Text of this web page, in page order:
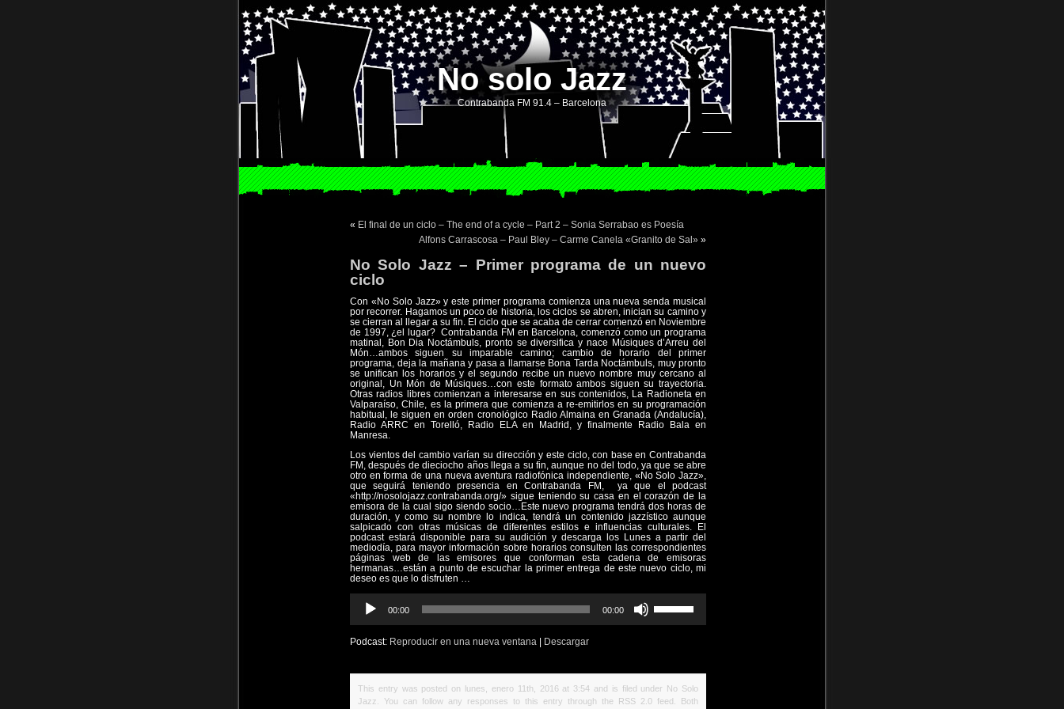
No solo Jazz
Contrabanda FM 91.4 – Barcelona
« El final de un ciclo – The end of a cycle – Part 2 – Sonia Serrabao es Poesía
Alfons Carrascosa – Paul Bley – Carme Canela «Granito de Sal» »
No Solo Jazz – Primer programa de un nuevo
ciclo
Con «No Solo Jazz» y este primer programa comienza una nueva senda musical
por recorrer. Hagamos un poco de historia, los ciclos se abren, inician su camino y
se cierran al llegar a su fin. El ciclo que se acaba de cerrar comenzó en Noviembre
de 1997, ¿el lugar? Contrabanda FM en Barcelona, comenzó como un programa
matinal, Bon Dia Noctámbuls, pronto se diversifica y nace Músiques d’Arreu del
Món…ambos siguen su imparable camino; cambio de horario del primer
programa, deja la mañana y pasa a llamarse Bona Tarda Noctámbuls, muy pronto
se unifican los horarios y el segundo recibe un nuevo nombre muy cercano al
original, Un Món de Músiques…con este formato ambos siguen su trayectoria.
Otras radios libres comienzan a interesarse en sus contenidos, La Radioneta en
Valparaíso, Chile, es la primera que comienza a re-emitirlos en su programación
habitual, le siguen en orden cronológico Radio Almaina en Granada (Andalucía),
Radio ARRC en Torelló, Radio ELA en Madrid, y finalmente Radio Bala en
Manresa.
Los vientos del cambio varían su dirección y este ciclo, con base en Contrabanda
FM, después de dieciocho años llega a su fin, aunque no del todo, ya que se abre
otro en forma de una nueva aventura radiofónica independiente, «No Solo Jazz»,
que seguirá teniendo presencia en Contrabanda FM,
ya que el podcast
«http://nosolojazz.contrabanda.org/» sigue teniendo su casa en el corazón de la
emisora de la cual sigo siendo socio…Este nuevo programa tendrá dos horas de
duración, y como su nombre lo indica, tendrá un contenido jazzístico aunque
salpicado con otras músicas de diferentes estilos e influencias culturales. El
podcast estará disponible para su audición y descarga los Lunes a partir del
mediodía, para mayor información sobre horarios consulten las correspondientes
páginas web de las emisores que conforman esta cadena de emisoras
hermanas…están a punto de escuchar la primer entrega de este nuevo ciclo, mi
deseo es que lo disfruten …
Reproductor
00:00 00:00
las
arriba/abajo
para
aumentar
Podcast: Reproducir en una nueva ventana Descargar
This entry was posted on lunes, enero 11th, 2016 at 3:54 and is filed under No Solo
Jazz . You can follow any responses to this entry through the RSS 2.0 feed. Both